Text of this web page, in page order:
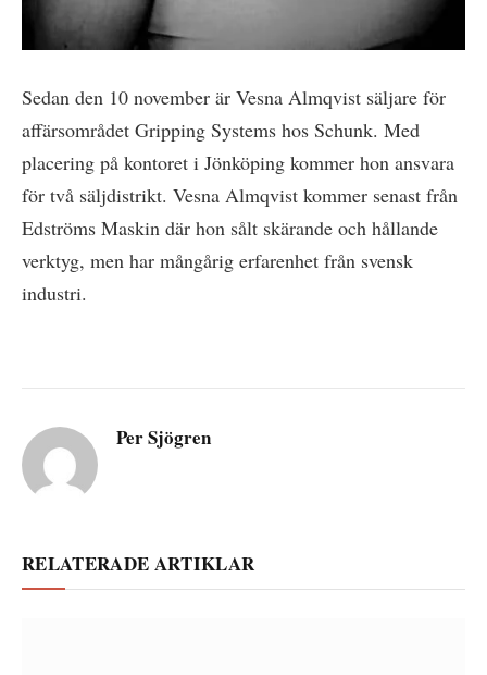
Sedan den 10 november är Vesna Almqvist säljare för
affärsområdet Gripping Systems hos Schunk. Med
placering på kontoret i Jönköping kommer hon ansvara
för två säljdistrikt. Vesna Almqvist kommer senast från
Edströms Maskin där hon sålt skärande och hållande
verktyg, men har mångårig erfarenhet från svensk
industri.
Per Sjögren
RELATERADE ARTIKLAR